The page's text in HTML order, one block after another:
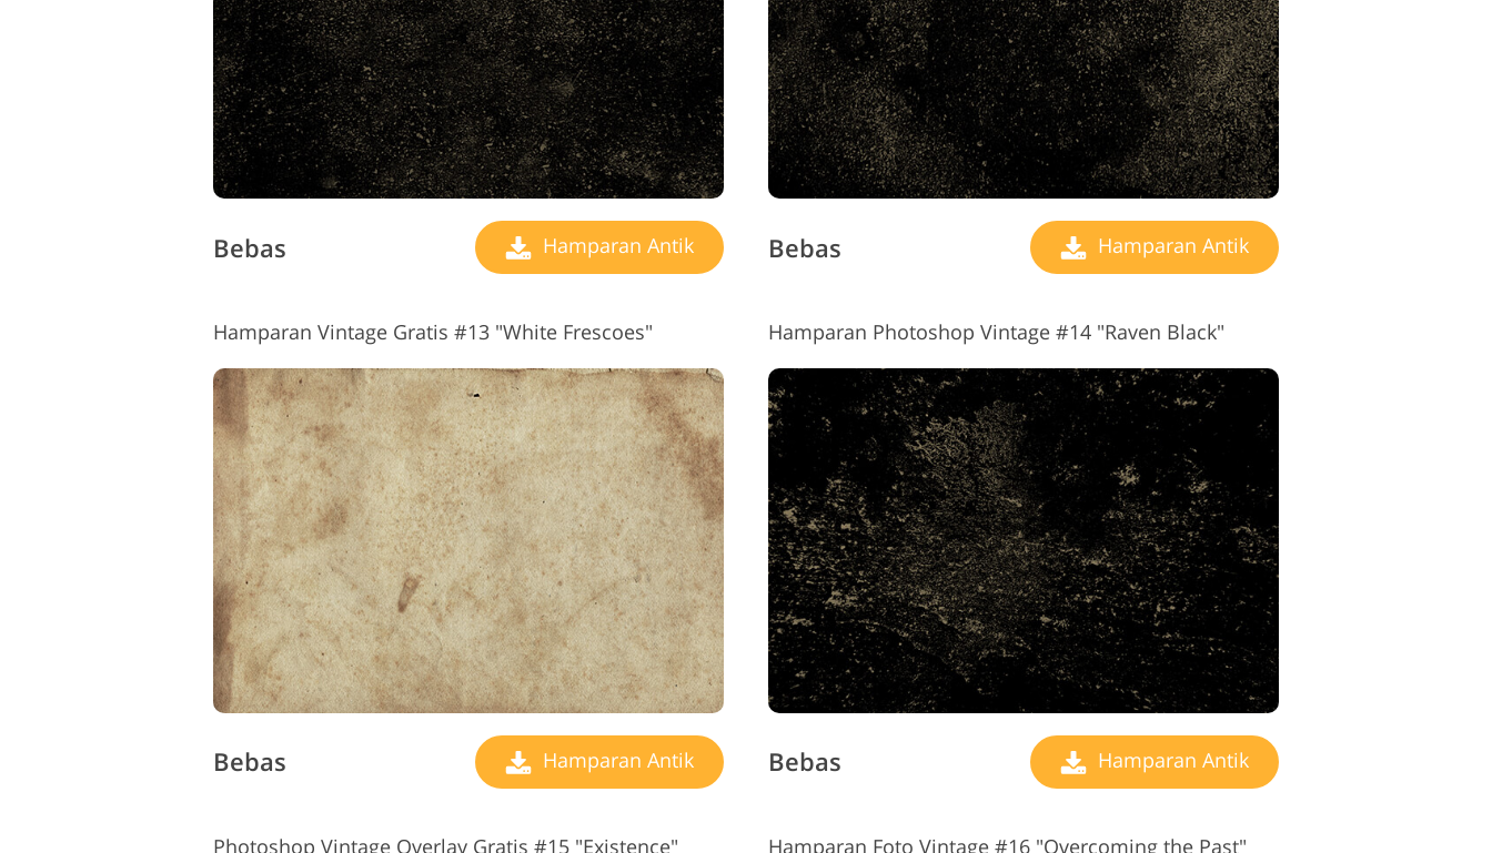
Bebas Hamparan Antik Bebas Hamparan Antik
Hamparan Vintage Gratis #13 "White Frescoes"
Bebas Hamparan Antik
Hamparan Photoshop Vintage #14 "Raven Black"
Bebas Hamparan Antik
Photoshop Vintage Overlay Gratis #15 "Existence" Hamparan Foto Vintage #16 "Overcoming the Past"